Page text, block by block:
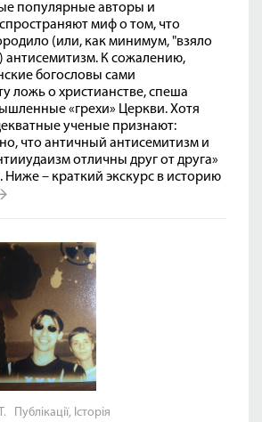
популярные авторы и
миф о том, что
(или, как минимум, "взяло
антисемитизм. К сожалению,
богословы сами
ложь о христианстве, спеша
«грехи» Церкви. Хотя
ученые признают:
что античный антисемитизм и
отличны друг от друга»
Ниже – краткий экскурс в историю
Публікації, Історія